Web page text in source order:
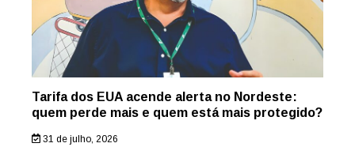
Tarifa dos EUA acende alerta no Nordeste:
quem perde mais e quem está mais protegido?
31 de julho, 2026